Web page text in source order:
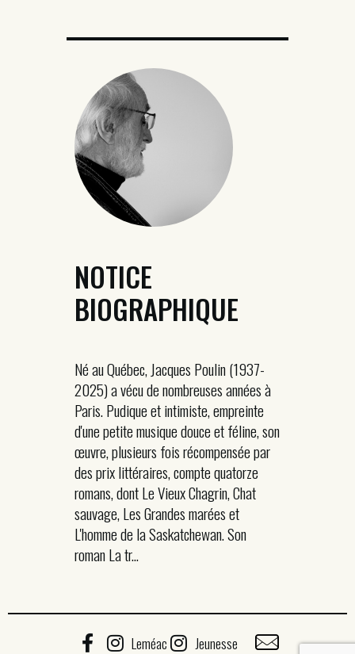
NOTICE
BIOGRAPHIQUE
Né au Québec, Jacques Poulin (1937-
2025) a vécu de nombreuses années à
Paris. Pudique et intimiste, empreinte
d'une petite musique douce et féline, son
œuvre, plusieurs fois récompensée par
des prix littéraires, compte quatorze
romans, dont Le Vieux Chagrin, Chat
sauvage, Les Grandes marées et
L'homme de la Saskatchewan. Son
roman La tr...
Leméac Jeunesse